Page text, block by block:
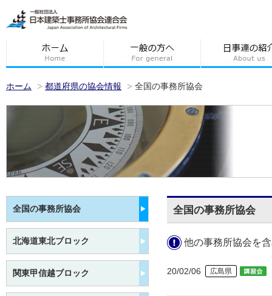
ホーム 都道府県の協会情報 全国の事務所協会
全国の事務所協会
他の事務所協会を
20/02/06 広島県
全国の事務所協会
北海道東北ブロック
関東甲信越ブロック